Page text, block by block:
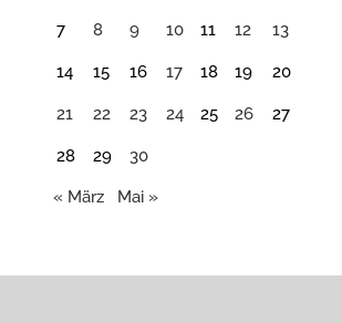
7 8 9 10 11 12 13
14 15 16 17 18 19 20
21 22 23 24 25 26 27
28 29 30
« März Mai »